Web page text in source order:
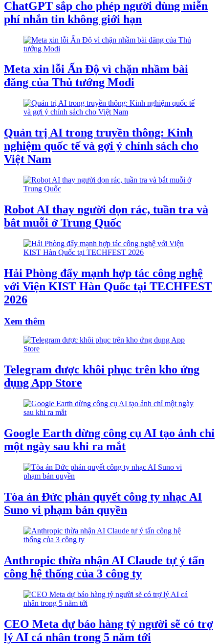
ChatGPT sắp cho phép người dùng miễn
phí nhắn tin không giới hạn
Meta xin lỗi Ấn Độ vì chặn nhầm bài
đăng của Thủ tướng Modi
Quản trị AI trong truyền thông: Kinh
nghiệm quốc tế và gợi ý chính sách cho
Việt Nam
Robot AI thay người dọn rác, tuần tra và
bắt muỗi ở Trung Quốc
Hải Phòng đẩy mạnh hợp tác công nghệ
với Viện KIST Hàn Quốc tại TECHFEST
2026
Xem thêm
Telegram được khôi phục trên kho ứng
dụng App Store
Google Earth dừng công cụ AI tạo ảnh chỉ
một ngày sau khi ra mắt
Tòa án Đức phán quyết công ty nhạc AI
Suno vi phạm bản quyền
Anthropic thừa nhận AI Claude tự ý tấn
công hệ thống của 3 công ty
CEO Meta dự báo hàng tỷ người sẽ có trợ
lý AI cá nhân trong 5 năm tới